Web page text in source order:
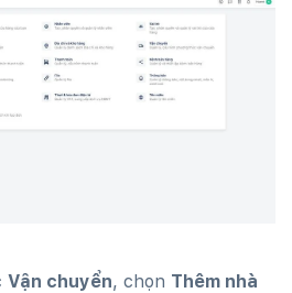
Vận chuyển, chọn Thêm nhà